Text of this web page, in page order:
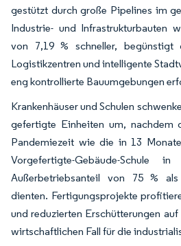
gestützt durch große Pipelines im
Industrie- und Infrastrukturbauten
von 7,19 % schneller, begünstigt
Logistikzentren und intelligente
eng kontrollierte Bauumgebungen
Krankenhäuser und Schulen
gefertigte Einheiten um, nachdem
Pandemiezeit wie die in 13
Vorgefertigte-Gebäude-Schule
Außerbetriebsanteil von 75 % als
dienten. Fertigungsprojekte
und reduzierten Erschütterungen
wirtschaftlichen Fall für die